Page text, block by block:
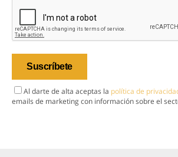
Al darte de alta aceptas la política de
emails de marketing con información sobre el